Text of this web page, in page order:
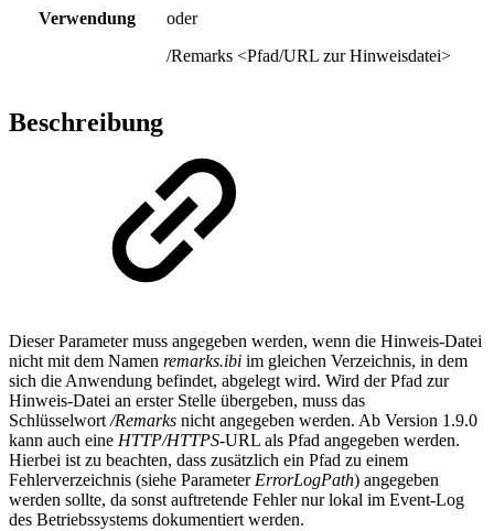
Verwendung
oder
/Remarks <Pfad/URL zur Hinweisdatei>
Beschreibung
Dieser Parameter muss angegeben werden, wenn die Hinweis-Datei
nicht mit dem Namen remarks.ibi im gleichen Verzeichnis, in dem
sich die Anwendung befindet, abgelegt wird. Wird der Pfad zur
Hinweis-Datei an erster Stelle übergeben, muss das
Schlüsselwort /Remarks nicht angegeben werden. Ab Version 1.9.0
kann auch eine HTTP/HTTPS-URL als Pfad angegeben werden.
Hierbei ist zu beachten, dass zusätzlich ein Pfad zu einem
Fehlerverzeichnis (siehe Parameter ErrorLogPath) angegeben
werden sollte, da sonst auftretende Fehler nur lokal im Event-Log
des Betriebssystems dokumentiert werden.